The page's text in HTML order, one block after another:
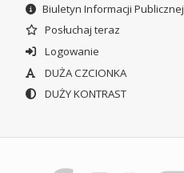
Biuletyn Informacji Publicznej
Posłuchaj teraz
Logowanie
DUŻA CZCIONKA
DUŻY KONTRAST